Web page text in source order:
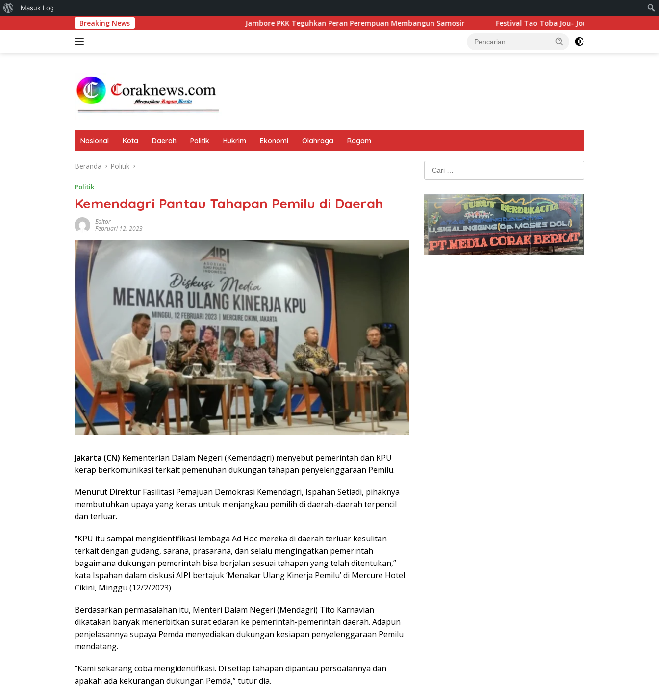
Tentang
Masuk Log
ke
Breaking News Jambore PKK Teguhkan Peran Perempuan Membangun Samosir Festival Tao Toba Jou- Jou 2026: Sinergi Budaya, Ekonomi Kreatif
Nasional Kota Daerah Politik Hukrim Ekonomi Olahraga Ragam
Beranda Politik
Politik
Kemendagri Pantau Tahapan Pemilu di Daerah
Editor
Februari 12, 2023
Jakarta (CN) Kementerian Dalam Negeri (Kemendagri) menyebut pemerintah dan KPU
kerap berkomunikasi terkait pemenuhan dukungan tahapan penyelenggaraan Pemilu.
Menurut Direktur Fasilitasi Pemajuan Demokrasi Kemendagri, Ispahan Setiadi, pihaknya
membutuhkan upaya yang keras untuk menjangkau pemilih di daerah-daerah terpencil
dan terluar.
“KPU itu sampai mengidentifikasi lembaga Ad Hoc mereka di daerah terluar kesulitan
terkait dengan gudang, sarana, prasarana, dan selalu mengingatkan pemerintah
bagaimana dukungan pemerintah bisa berjalan sesuai tahapan yang telah ditentukan,”
kata Ispahan dalam diskusi AIPI bertajuk ‘Menakar Ulang Kinerja Pemilu’ di Mercure Hotel,
Cikini, Minggu (12/2/2023).
Berdasarkan permasalahan itu, Menteri Dalam Negeri (Mendagri) Tito Karnavian
dikatakan banyak menerbitkan surat edaran ke pemerintah-pemerintah daerah. Adapun
penjelasannya supaya Pemda menyediakan dukungan kesiapan penyelenggaraan Pemilu
mendatang.
“Kami sekarang coba mengidentifikasi. Di setiap tahapan dipantau persoalannya dan
apakah ada kekurangan dukungan Pemda,” tutur dia.
Cari
untuk: